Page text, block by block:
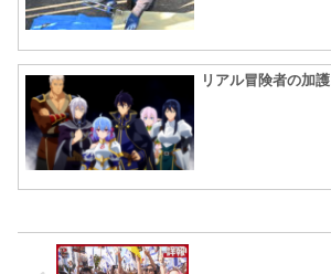
リアル冒険者の加護